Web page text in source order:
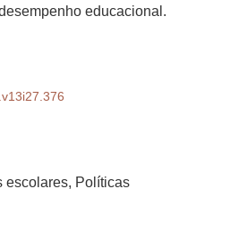
escolares, Políticas
educacional.